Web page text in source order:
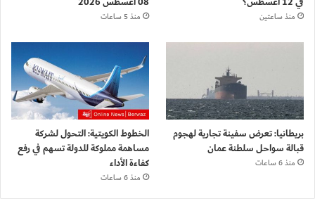
منذ ساعتين منذ 5 ساعات
بريطانيا: تعرض سفينة تجارية لهجوم
قبالة سواحل سلطنة عمان
منذ 6 ساعات
الخطوط الكويتية: التحول لشركة
مساهمة مملوكة للدولة تسهم في رفع
كفاءة الأداء
منذ 6 ساعات